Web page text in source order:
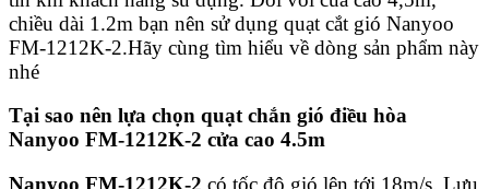
chiều dài 1.2m bạn nên sử dụng quạt cắt gió Nanyoo
FM-1212K-2.Hãy cùng tìm hiểu về dòng sản phẩm này
nhé
Tại sao nên lựa chọn quạt chắn gió điều hòa
Nanyoo FM-1212K-2 cửa cao 4.5m
Nanyoo FM-1212K-2 có tốc độ gió lên tới 18m/s. Lưu